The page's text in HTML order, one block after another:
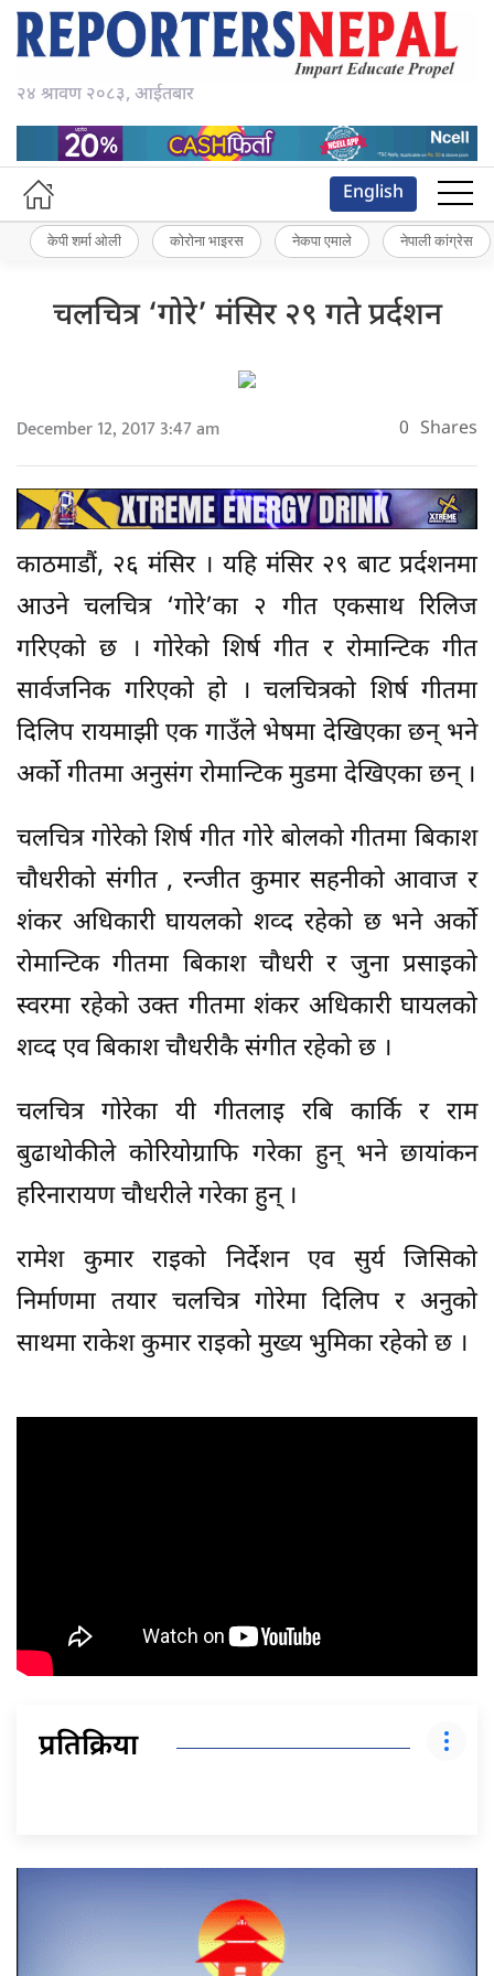
२४ श्रावण २०८३, आईतबार
English
केपी शर्मा ओली कोरोना भाइरस नेकपा एमाले नेपाली कांग्रेस
चलचित्र ‘गोरे’ मंसिर २९ गते प्रर्दशन
December 12, 2017 3:47 am 0 Shares
काठमाडौं, २६ मंसिर । यहि मंसिर २९ बाट प्रर्दशनमा
आउने चलचित्र ‘गोरे’का २ गीत एकसाथ रिलिज
गरिएको छ । गोरेको शिर्ष गीत र रोमान्टिक गीत
सार्वजनिक गरिएको हो । चलचित्रको शिर्ष गीतमा
दिलिप रायमाझी एक गाउँले भेषमा देखिएका छन् भने
अर्को गीतमा अनुसंग रोमान्टिक मुडमा देखिएका छन् ।
चलचित्र गोरेको शिर्ष गीत गोरे बोलको गीतमा बिकाश
चौधरीको संगीत , रन्जीत कुमार सहनीको आवाज र
शंकर अधिकारी घायलको शव्द रहेको छ भने अर्को
रोमान्टिक गीतमा बिकाश चौधरी र जुना प्रसाइको
स्वरमा रहेको उक्त गीतमा शंकर अधिकारी घायलको
शव्द एव बिकाश चौधरीकै संगीत रहेको छ ।
चलचित्र गोरेका यी गीतलाइ रबि कार्कि र राम
बुढाथोकीले कोरियोग्राफि गरेका हुन् भने छायांकन
हरिनारायण चौधरीले गरेका हुन् ।
रामेश कुमार राइको निर्देशन एव सुर्य जिसिको
निर्माणमा तयार चलचित्र गोरेमा दिलिप र अनुको
साथमा राकेश कुमार राइको मुख्य भुमिका रहेको छ ।
प्रतिक्रिया